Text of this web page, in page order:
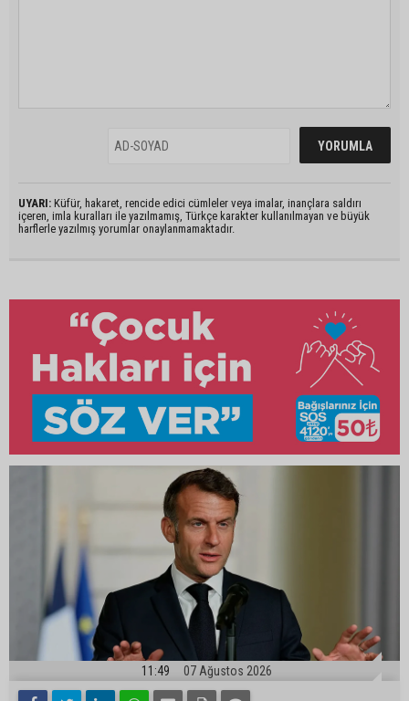
UYARI: Küfür, hakaret, rencide edici cümleler veya imalar, inançlara saldırı
içeren, imla kuralları ile yazılmamış, Türkçe karakter kullanılmayan ve büyük
harflerle yazılmış yorumlar onaylanmamaktadır.
11:49 07 Ağustos 2026